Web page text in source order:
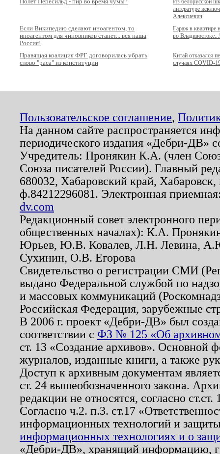
Полёт Пересильд - пир во время чумы?
Из белорусской
литературе
Алексиевич
Если Википедию сделают иноагентом, то
иноагентом для чиновников станет... вся наша
Россия!
Гараж в
во
Правящая коалиция ФРГ договорилась убрать
слово "раса" из конституции
Китай отказался
случаях COVID-
Пользовательское соглашение,
На данном сайте распространяется
периодического издания «Дебри-ДВ»
Учредитель: Пронякин К.А. (член
Союза писателей России). Главный
680032, Хабаровский край,
ф.84212296081. Электронная
dv.com
Редакционный совет электронного
общественных началах): К.А.
Юрьев, Ю.В. Ковалев, Л.Н. Левина,
Сухинин, О.В. Егорова
Свидетельство о регистрации СМИ
выдано Федеральной службой по
и массовых коммуникаций
Российская Федерация, зарубежные
В 2006 г. проект «Дебри-ДВ» был
соответствии с ФЗ № 125 «Об
ст. 13 «Создание архивов». Основной
журналов, изданные книги, а также
Доступ к архивным документам
ст. 24 вышеобозначенного закона.
редакции не относятся, согласно
Согласно ч.2. п.3. ст.17
информационных технологий и
информационных технологиях и о
«Дебри-ДВ», хранящий информацию,